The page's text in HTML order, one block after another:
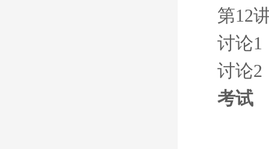
第12
讨论1
讨论2
考试